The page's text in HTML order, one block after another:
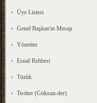
Üye Listesi
Genel Başkan'ın Mesajı
Yönetim
Esnaf Rehberi
Tüzük
Twitter (Göksun-der)